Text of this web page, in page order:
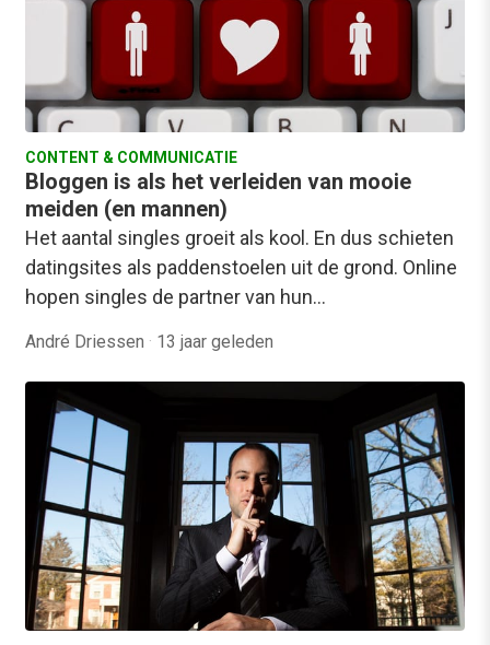
CONTENT & COMMUNICATIE
Bloggen is als het verleiden van mooie
meiden (en mannen)
Het aantal singles groeit als kool. En dus schieten
datingsites als paddenstoelen uit de grond. Online
hopen singles de partner van hun…
André Driessen · 13 jaar geleden